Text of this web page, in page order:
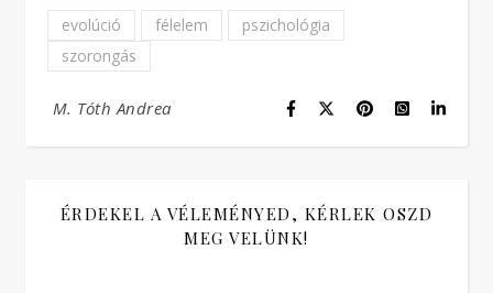
evolúció félelem
pszichológia
szorongás
M. Tóth Andrea
ÉRDEKEL A VÉLEMÉNYED, KÉRLEK OSZD
MEG VELÜNK!